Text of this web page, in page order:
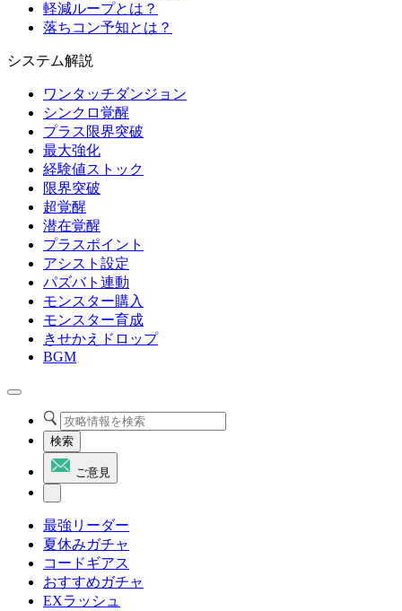
軽減ループとは？
落ちコン予知とは？
システム解説
ワンタッチダンジョン
シンクロ覚醒
プラス限界突破
最大強化
経験値ストック
限界突破
超覚醒
潜在覚醒
プラスポイント
アシスト設定
パズバト連動
モンスター購入
モンスター育成
きせかえドロップ
BGM
検索
ご意見
最強リーダー
夏休みガチャ
コードギアス
おすすめガチャ
EXラッシュ